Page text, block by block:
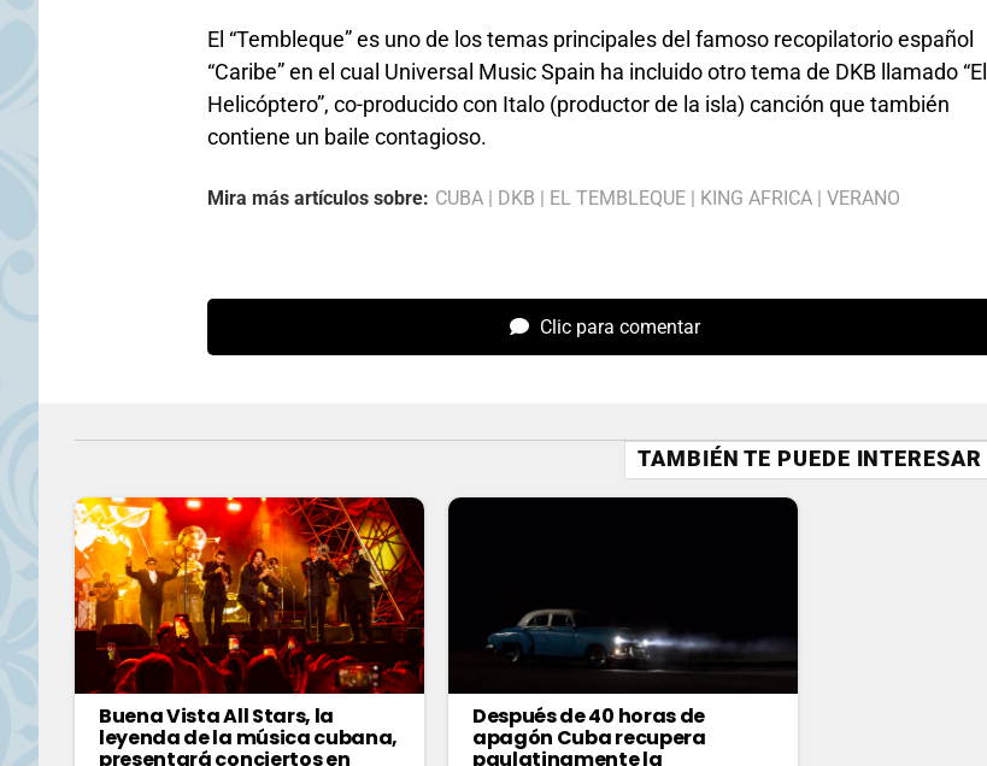
El “Tembleque” es uno de los temas principales del famoso recopilatorio español
“Caribe” en el cual Universal Music Spain ha incluido otro tema de DKB llamado “El
Helicóptero”, co-producido con Italo (productor de la isla) canción que también
contiene un baile contagioso.
Mira más artículos sobre: CUBA | DKB | EL TEMBLEQUE | KING AFRICA | VERANO
Clic para comentar
TAMBIÉN TE PUEDE INTERESAR
Buena Vista All Stars, la
leyenda de la música cubana,
presentará conciertos en
Después de 40 horas de
apagón Cuba recupera
paulatinamente la